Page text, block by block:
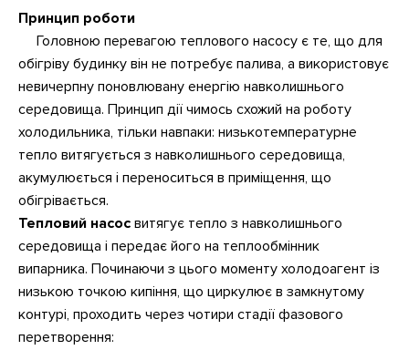
Принцип роботи
Головною перевагою теплового насосу є те, що для
обігріву будинку він не потребує палива, а використовує
невичерпну поновлювану енергію навколишнього
середовища. Принцип дії чимось схожий на роботу
холодильника, тільки навпаки: низькотемпературне
тепло витягується з навколишнього середовища,
акумулюється і переноситься в приміщення, що
обігрівається.
Тепловий насос витягує тепло з навколишнього
середовища і передає його на теплообмінник
випарника. Починаючи з цього моменту холодоагент із
низькою точкою кипіння, що циркулює в замкнутому
контурі, проходить через чотири стадії фазового
перетворення: